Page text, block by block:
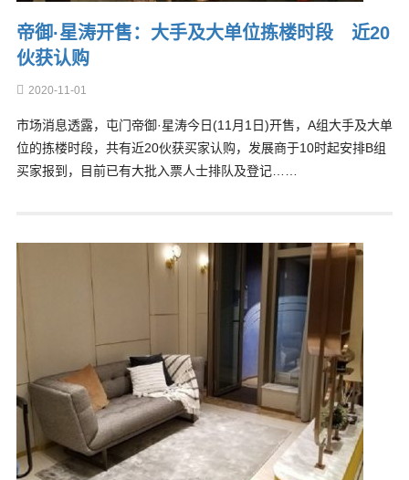
帝御·星涛开售：大手及大单位拣楼时段 近20
伙获认购
2020-11-01
市场消息透露，屯门帝御·星涛今日(11月1日)开售，A组大手及大单
位的拣楼时段，共有近20伙获买家认购，发展商于10时起安排B组
买家报到，目前已有大批入票人士排队及登记……